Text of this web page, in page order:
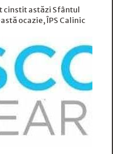
cinstit astăzi Sfântul
ocazie, ÎPS Calinic